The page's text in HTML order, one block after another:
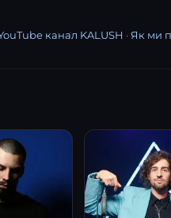
канал KALUSH · Як ми